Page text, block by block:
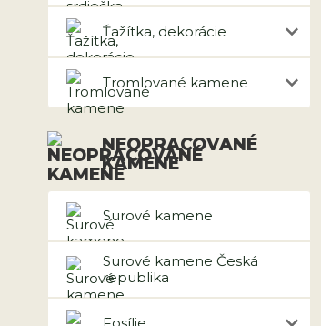
Ťažítka, dekorácie
Tromlované kamene
NEOPRACOVANÉ
KAMENE
Surové kamene
Surové kamene Česká
republika